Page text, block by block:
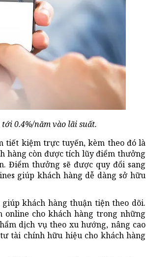
0.4%/năm vào lãi suất.
tiết kiệm trực tuyến, kèm theo đó là
hàng còn được tích lũy điểm thưởng
Điểm thưởng sẽ được quy đổi sang
giúp khách hàng dễ dàng sở hữu
khách hàng thuận tiện theo dõi.
online cho khách hàng trong những
dịch vụ theo xu hướng, nâng cao
tài chính hữu hiệu cho khách hàng